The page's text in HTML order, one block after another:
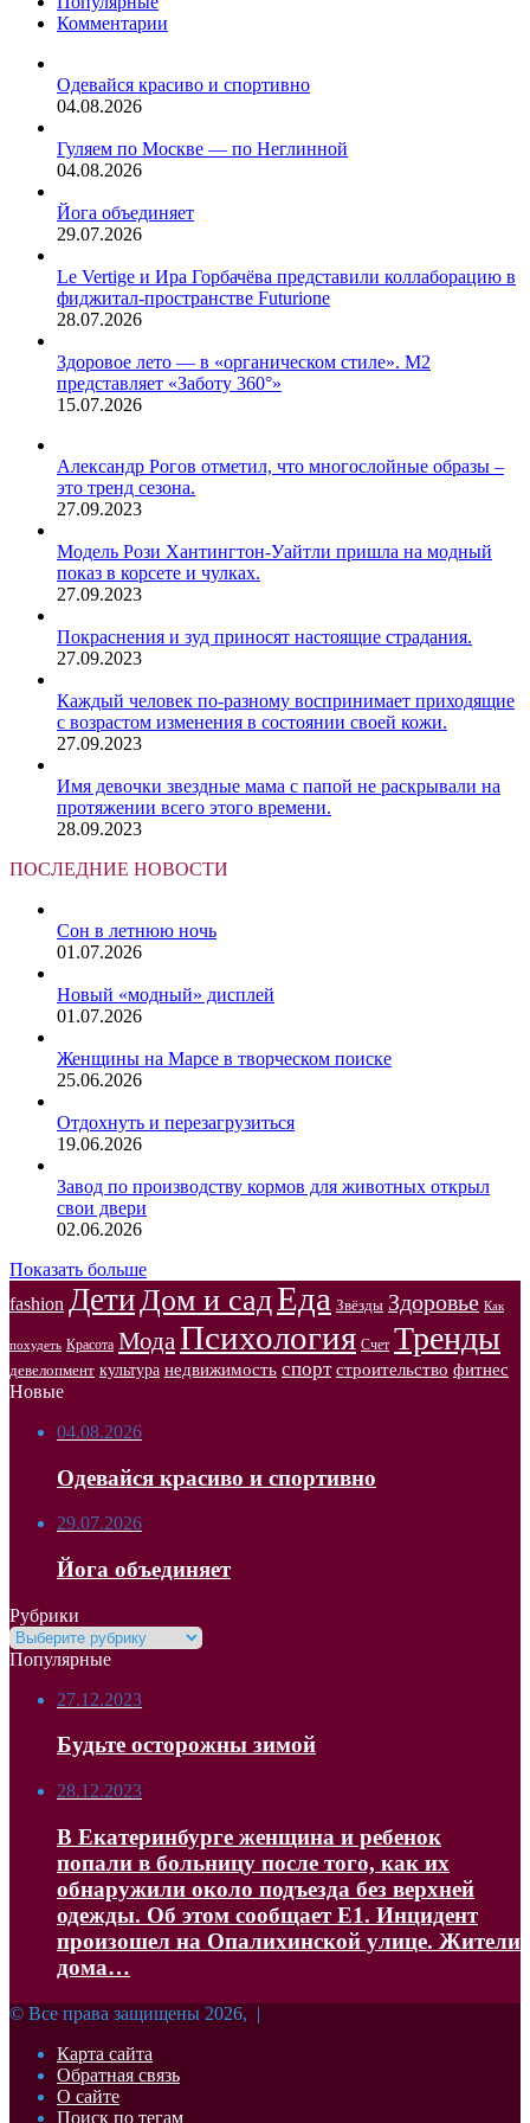
себя
линию
детьми.После…
наших
домах.Комментарии
Одевайся красиво и спортивно
04.08.2026
Гуляем по Москве — по Неглинной
04.08.2026
Йога объединяет
29.07.2026
Le Vertige и Ира Горбачёва представили коллаборацию в
фиджитал-пространстве Futurione
28.07.2026
Здоровое лето — в «органическом стиле». М2
представляет «Заботу 360°»
15.07.2026
Александр Рогов отметил, что многослойные образы –
это тренд сезона.
27.09.2023
Модель Рози Хантингтон-Уайтли пришла на модный
показ в корсете и чулках.
27.09.2023
Покраснения и зуд приносят настоящие страдания.
27.09.2023
Каждый человек по-разному воспринимает приходящие
с возрастом изменения в состоянии своей кожи.
27.09.2023
Имя девочки звездные мама с папой не раскрывали на
протяжении всего этого времени.
28.09.2023
ПОСЛЕДНИЕ НОВОСТИ
Сон в летнюю ночь
01.07.2026
Новый «модный» дисплей
01.07.2026
Женщины на Марсе в творческом поиске
25.06.2026
Отдохнуть и перезагрузиться
19.06.2026
Завод по производству кормов для животных открыл
свои двери
02.06.2026
Показать больше
fashion ДетиДом и садЕда Звёзды Здоровье Как
похудеть Красота Мода Психология Счет Тренды
девелопмент культура недвижимость спорт строительство фитнес
Новые
04.08.2026
Одевайся красиво и спортивно
29.07.2026
Йога объединяет
Рубрики
Рубрики
Популярные
27.12.2023
Будьте осторожны зимой
28.12.2023
В Екатеринбурге женщина и ребенок
попали в больницу после того, как их
обнаружили около подъезда без верхней
одежды. Об этом сообщает Е1. Инцидент
произошел на Опалихинской улице. Жители
дома…
© Все права защищены 2026, |
Карта сайта
Обратная связь
О сайте
Поиск по тегам